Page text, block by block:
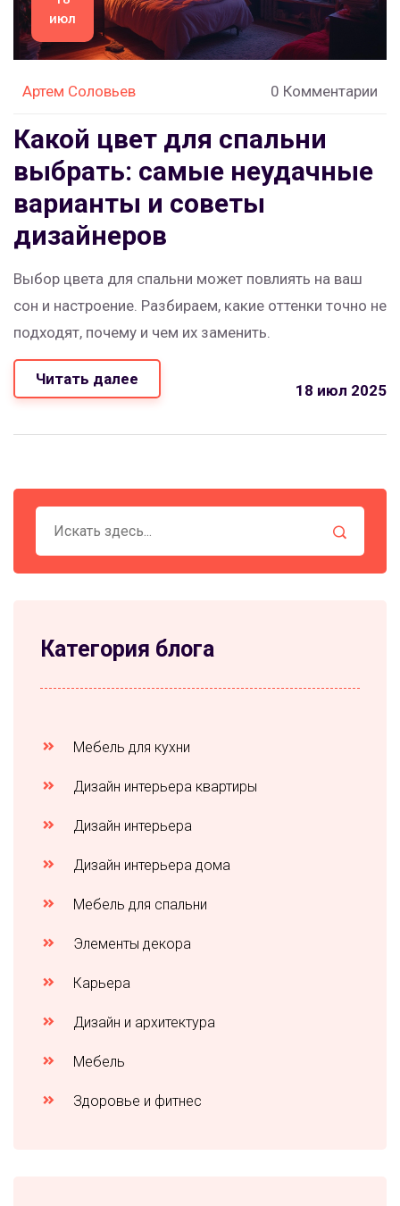
июл
Артем Соловьев 0 Комментарии
Какой цвет для спальни
выбрать: самые неудачные
варианты и советы
дизайнеров
Выбор цвета для спальни может повлиять на ваш
сон и настроение. Разбираем, какие оттенки точно не
подходят, почему и чем их заменить.
Читать далее
18 июл 2025
Категория блога
Мебель для кухни
Дизайн интерьера квартиры
Дизайн интерьера
Дизайн интерьера дома
Мебель для спальни
Элементы декора
Карьера
Дизайн и архитектура
Мебель
Здоровье и фитнес